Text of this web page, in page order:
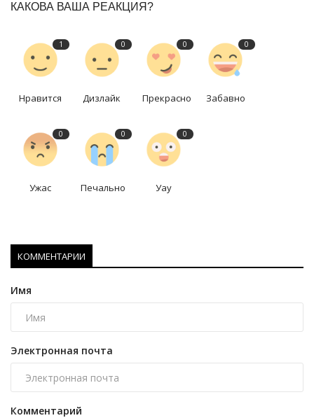
КАКОВА ВАША РЕАКЦИЯ?
1
Нравится
0
Дизлайк
0
Прекрасно
0
Забавно
0
Ужас
0
Печально
0
Уау
КОММЕНТАРИИ
Имя
Электронная почта
Комментарий